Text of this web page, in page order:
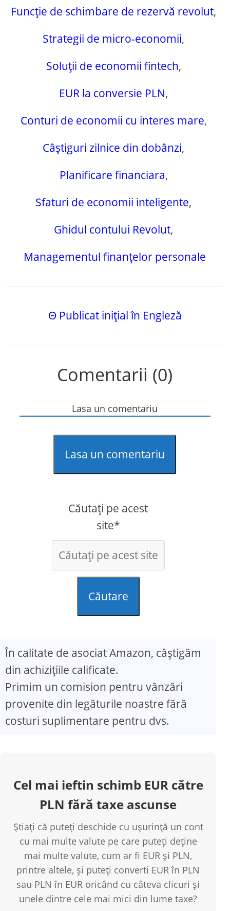
Funcție de schimbare de rezervă revolut,
Strategii de micro-economii,
Soluții de economii fintech,
EUR la conversie PLN,
Conturi de economii cu interes mare,
Câștiguri zilnice din dobânzi,
Planificare financiara,
Sfaturi de economii inteligente,
Ghidul contului Revolut,
Managementul finanțelor personale
Θ Publicat inițial în Engleză
Comentarii (0)
Lasa un comentariu
Lasa un comentariu
Căutați pe acest
site*
Căutare
În calitate de asociat Amazon, câștigăm
din achizițiile calificate.
Primim un comision pentru vânzări
provenite din legăturile noastre fără
costuri suplimentare pentru dvs.
Cel mai ieftin schimb EUR către
PLN fără taxe ascunse
Știați că puteți deschide cu ușurință un cont
cu mai multe valute pe care puteți deține
mai multe valute, cum ar fi EUR și PLN,
printre altele, și puteți converti EUR în PLN
sau PLN în EUR oricând cu câteva clicuri și
unele dintre cele mai mici din lume taxe?